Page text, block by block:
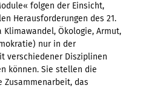
folgen der Einsicht,
Herausforderungen des 21.
Klimawandel, Ökologie, Armut,
nur in der
verschiedener Disziplinen
können. Sie stellen die
Zusammenarbeit, das